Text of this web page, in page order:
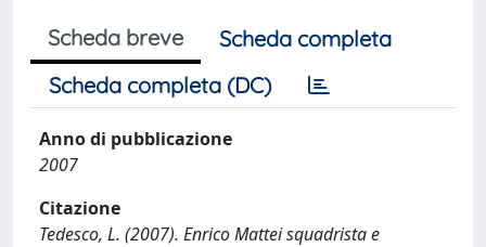
Scheda breve
Scheda completa
Scheda completa (DC)
Anno di pubblicazione
2007
Citazione
Tedesco, L. (2007). Enrico Mattei squadrista e